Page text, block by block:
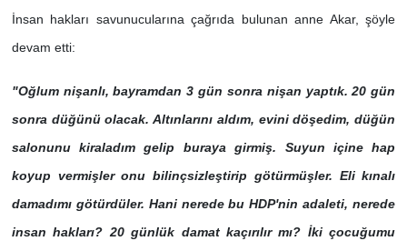
İnsan hakları savunucularına çağrıda bulunan anne Akar, şöyle
devam etti:
"Oğlum nişanlı, bayramdan 3 gün sonra nişan yaptık. 20 gün
sonra düğünü olacak. Altınlarını aldım, evini döşedim, düğün
salonunu kiraladım gelip buraya girmiş. Suyun içine hap
koyup vermişler onu bilinçsizleştirip götürmüşler. Eli kınalı
damadımı götürdüler. Hani nerede bu HDP'nin adaleti, nerede
insan hakları? 20 günlük damat kaçırılır mı? İki çocuğumu